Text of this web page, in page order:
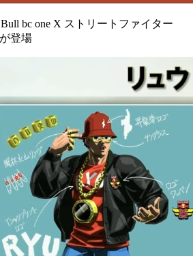
bc one X ストリートファイター
登場